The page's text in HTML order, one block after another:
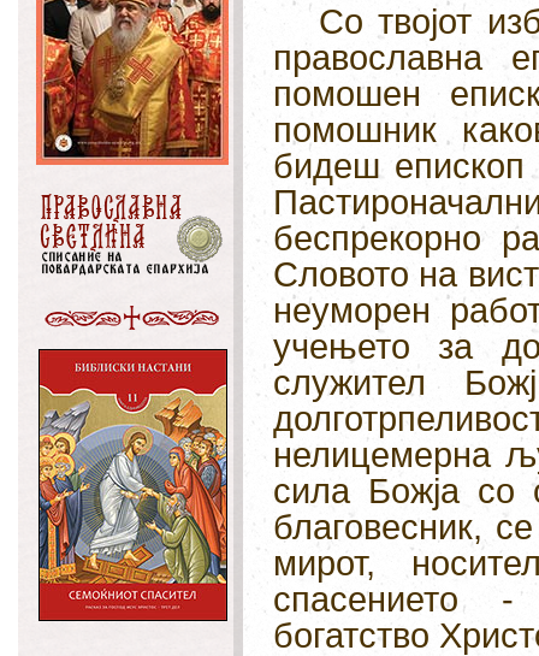
Со твојот
православна
помошен
помошник
бидеш епископ
беспрекорно
Словото на
неуморен
учењето за
служител
нелицемерна
сила Божја со
благовесник,
мирот,
спасението -
богатство